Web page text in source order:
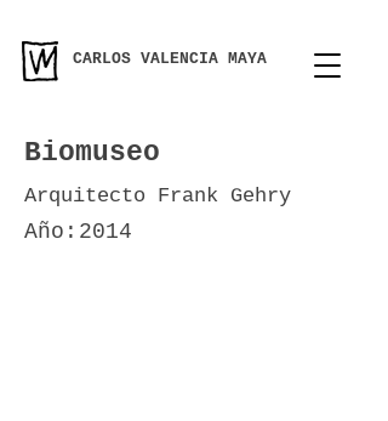
CARLOS VALENCIA MAYA
Biomuseo
Arquitecto Frank Gehry
Año: 2014